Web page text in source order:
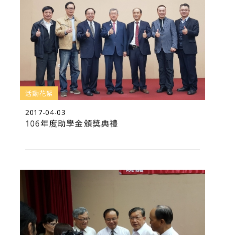
2017-04-03
活動花絮
106年度助學金頒獎典禮